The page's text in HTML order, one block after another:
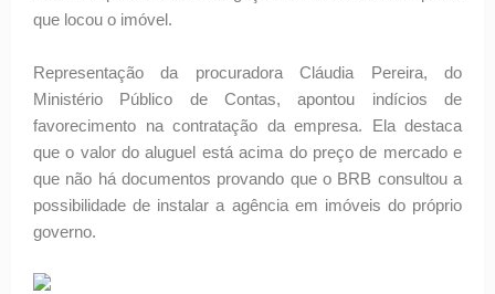
que locou o imóvel.
Representação da procuradora Cláudia Pereira, do
Ministério Público de Contas, apontou indícios de
favorecimento na contratação da empresa. Ela destaca
que o valor do aluguel está acima do preço de mercado e
que não há documentos provando que o BRB consultou a
possibilidade de instalar a agência em imóveis do próprio
governo.